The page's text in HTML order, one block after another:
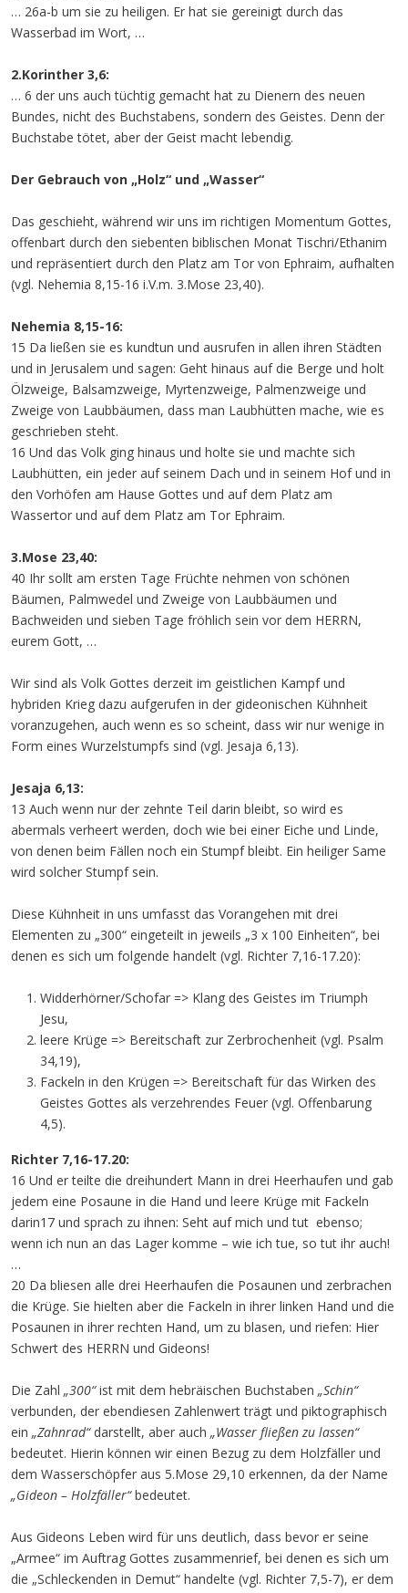
… 26a-b um sie zu heiligen. Er hat sie gereinigt durch das
Wasserbad im Wort, …
2.Korinther 3,6:
… 6 der uns auch tüchtig gemacht hat zu Dienern des neuen
Bundes, nicht des Buchstabens, sondern des Geistes. Denn der
Buchstabe tötet, aber der Geist macht lebendig.
Der Gebrauch von „Holz“ und „Wasser“
Das geschieht, während wir uns im richtigen Momentum Gottes,
offenbart durch den siebenten biblischen Monat Tischri/Ethanim
und repräsentiert durch den Platz am Tor von Ephraim, aufhalten
(vgl. Nehemia 8,15-16 i.V.m. 3.Mose 23,40).
Nehemia 8,15-16:
15 Da ließen sie es kundtun und ausrufen in allen ihren Städten
und in Jerusalem und sagen: Geht hinaus auf die Berge und holt
Ölzweige, Balsamzweige, Myrtenzweige, Palmenzweige und
Zweige von Laubbäumen, dass man Laubhütten mache, wie es
geschrieben steht.
16 Und das Volk ging hinaus und holte sie und machte sich
Laubhütten, ein jeder auf seinem Dach und in seinem Hof und in
den Vorhöfen am Hause Gottes und auf dem Platz am
Wassertor und auf dem Platz am Tor Ephraim.
3.Mose 23,40:
40 Ihr sollt am ersten Tage Früchte nehmen von schönen
Bäumen, Palmwedel und Zweige von Laubbäumen und
Bachweiden und sieben Tage fröhlich sein vor dem HERRN,
eurem Gott, …
Wir sind als Volk Gottes derzeit im geistlichen Kampf und
hybriden Krieg dazu aufgerufen in der gideonischen Kühnheit
voranzugehen, auch wenn es so scheint, dass wir nur wenige in
Form eines Wurzelstumpfs sind (vgl. Jesaja 6,13).
Jesaja 6,13:
13 Auch wenn nur der zehnte Teil darin bleibt, so wird es
abermals verheert werden, doch wie bei einer Eiche und Linde,
von denen beim Fällen noch ein Stumpf bleibt. Ein heiliger Same
wird solcher Stumpf sein.
Diese Kühnheit in uns umfasst das Vorangehen mit drei
Elementen zu „300“ eingeteilt in jeweils „3 x 100 Einheiten“, bei
denen es sich um folgende handelt (vgl. Richter 7,16-17.20):
Widderhörner/Schofar => Klang des Geistes im Triumph
Jesu,
leere Krüge => Bereitschaft zur Zerbrochenheit (vgl. Psalm
34,19),
Fackeln in den Krügen => Bereitschaft für das Wirken des
Geistes Gottes als verzehrendes Feuer (vgl. Offenbarung
4,5).
Richter 7,16-17.20:
16 Und er teilte die dreihundert Mann in drei Heerhaufen und gab
jedem eine Posaune in die Hand und leere Krüge mit Fackeln
darin17 und sprach zu ihnen: Seht auf mich und tut ebenso;
wenn ich nun an das Lager komme – wie ich tue, so tut ihr auch!
…
20 Da bliesen alle drei Heerhaufen die Posaunen und zerbrachen
die Krüge. Sie hielten aber die Fackeln in ihrer linken Hand und die
Posaunen in ihrer rechten Hand, um zu blasen, und riefen: Hier
Schwert des HERRN und Gideons!
Die Zahl „300“ist mit dem hebräischen Buchstaben „Schin“
verbunden, der ebendiesen Zahlenwert trägt und piktographisch
ein „Zahnrad“darstellt, aber auch „Wasser fließen zu lassen“
bedeutet. Hierin können wir einen Bezug zu dem Holzfäller und
dem Wasserschöpfer aus 5.Mose 29,10 erkennen, da der Name
„Gideon – Holzfäller“bedeutet.
Aus Gideons Leben wird für uns deutlich, dass bevor er seine
„Armee“ im Auftrag Gottes zusammenrief, bei denen es sich um
die „Schleckenden in Demut“ handelte (vgl. Richter 7,5-7), er dem